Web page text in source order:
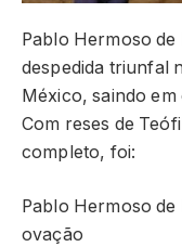
Pablo Hermoso
despedida triunfal
México, saindo
Com reses de
completo, foi:
Pablo Hermoso
ovação